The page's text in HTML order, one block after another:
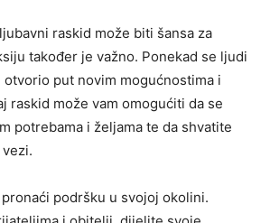
raskid može biti šansa za
također je važno. Ponekad se ljudi
otvorio put novim mogućnostima i
raskid može vam omogućiti da se
potrebama i željama te da shvatite
podršku u svojoj okolini.